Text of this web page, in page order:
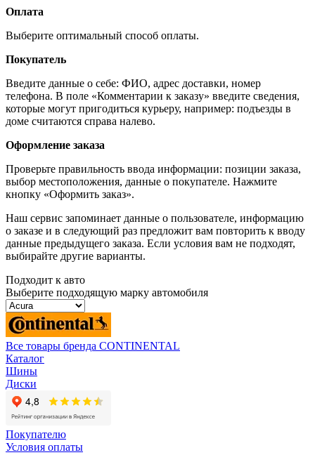
Оплата
Выберите оптимальный способ оплаты.
Покупатель
Введите данные о себе: ФИО, адрес доставки, номер
телефона. В поле «Комментарии к заказу» введите сведения,
которые могут пригодиться курьеру, например: подъезды в
доме считаются справа налево.
Оформление заказа
Проверьте правильность ввода информации: позиции заказа,
выбор местоположения, данные о покупателе. Нажмите
кнопку «Оформить заказ».
Наш сервис запоминает данные о пользователе, информацию
о заказе и в следующий раз предложит вам повторить к вводу
данные предыдущего заказа. Если условия вам не подходят,
выбирайте другие варианты.
Подходит к авто
Выберите подходящую марку автомобиля
Все товары бренда CONTINENTAL
Каталог
Шины
Диски
Покупателю
Условия оплаты